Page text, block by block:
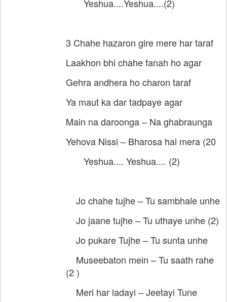
Yeshua....Yeshua....(2)
3 Chahe hazaron gire mere har taraf
Laakhon bhi chahe fanah ho agar
Gehra andhera ho charon taraf
Ya maut ka dar tadpaye agar
Main na daroonga – Na ghabraunga
Yehova Nissi – Bharosa hai mera (20
Yeshua.... Yeshua.... (2)
Jo chahe tujhe – Tu sambhale unhe
Jo jaane tujhe – Tu uthaye unhe (2)
Jo pukare Tujhe – Tu sunta unhe
Museebaton mein – Tu saath rahe
(2 )
Meri har ladayi – Jeetayi Tune